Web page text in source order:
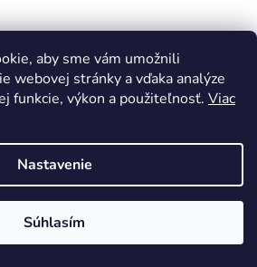
aby sme vám umožnili
webovej stránky a vďaka analýze
funkcie, výkon a použiteľnosť. Viac
Nastavenie
Súhlasím